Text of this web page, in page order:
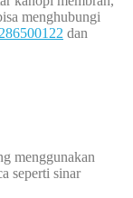
menghubungi
dan
menggunakan
seperti sinar